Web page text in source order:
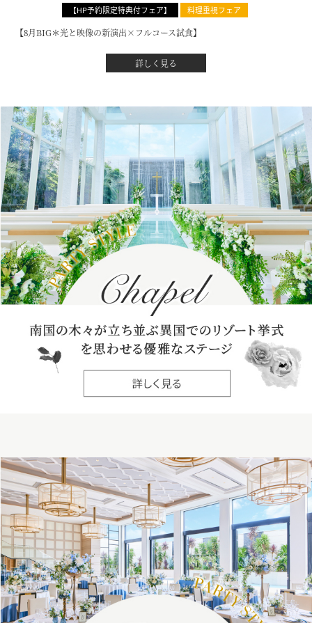
【HP予約限定特典付フェア】 料理重視フェア
【8月BIG＊光と映像の新演出×フルコース試食】
詳しく見る